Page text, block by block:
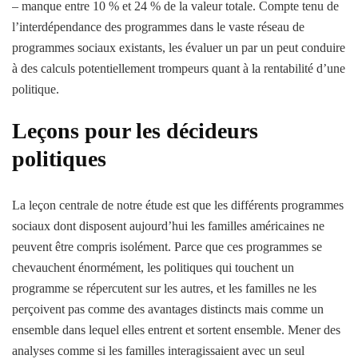
– manque entre 10 % et 24 % de la valeur totale. Compte tenu de
l’interdépendance des programmes dans le vaste réseau de
programmes sociaux existants, les évaluer un par un peut conduire
à des calculs potentiellement trompeurs quant à la rentabilité d’une
politique.
Leçons pour les décideurs
politiques
La leçon centrale de notre étude est que les différents programmes
sociaux dont disposent aujourd’hui les familles américaines ne
peuvent être compris isolément. Parce que ces programmes se
chevauchent énormément, les politiques qui touchent un
programme se répercutent sur les autres, et les familles ne les
perçoivent pas comme des avantages distincts mais comme un
ensemble dans lequel elles entrent et sortent ensemble. Mener des
analyses comme si les familles interagissaient avec un seul